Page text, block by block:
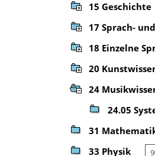
15 Geschichte
17 Sprach-
18 Einzelne
20
24
24.05
31
33 Physik